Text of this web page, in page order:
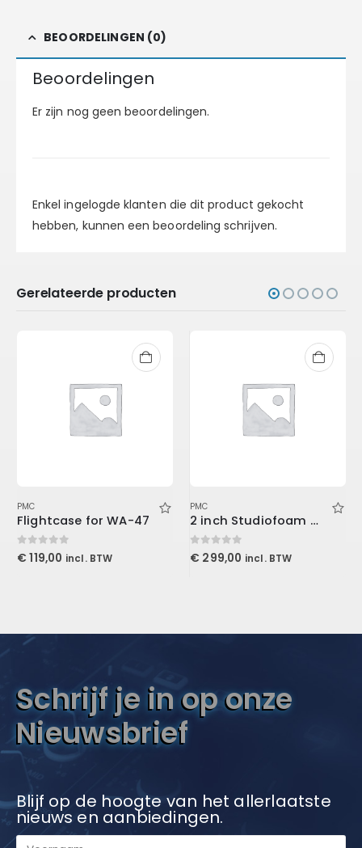
BEOORDELINGEN (0)
Beoordelingen
Er zijn nog geen beoordelingen.
Enkel ingelogde klanten die dit product gekocht
hebben, kunnen een beoordeling schrijven.
Gerelateerde producten
PMC
Flightcase for WA-47
0out of 5
€ 119,00 incl. BTW
PMC
2 inch Studiofoam Wave 60x60x5cm, Purple
0out of 5
€ 299,00 incl. BTW
Schrijf je in op onze
Nieuwsbrief
Blijf op de hoogte van het allerlaatste
nieuws en aanbiedingen.